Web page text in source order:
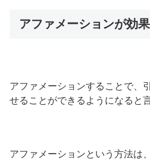
アファメーションが効
アファメーションすることで、
せることができるようになると
アファメーションという方法は